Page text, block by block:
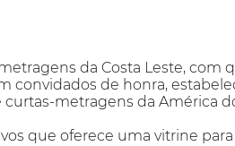
da Costa Leste, com
convidados de honra,
metragens da América
que oferece uma vitrine